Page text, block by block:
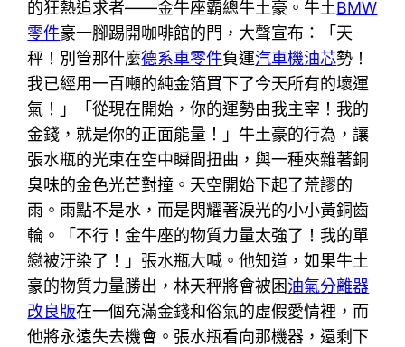
的狂熱追求者——金牛座霸總牛土豪。牛土BMW
零件豪一腳踢開咖啡館的門，大聲宣布：「天
秤！別管那什麼德系車零件負運汽車機油芯勢！
我已經用一百噸的純金箔買下了今天所有的壞運
氣！」「從現在開始，你的運勢由我主宰！我的
金錢，就是你的正面能量！」牛土豪的行為，讓
張水瓶的光束在空中瞬間扭曲，與一種夾雜著銅
臭味的金色光芒對撞。天空開始下起了荒謬的
雨。雨點不是水，而是閃耀著淚光的小小黃銅齒
輪。「不行！金牛座的物質力量太強了！我的單
戀被汙染了！」張水瓶大喊。他知道，如果牛土
豪的物質力量勝出，林天秤將會被困油氣分離器
改良版在一個充滿金錢和俗氣的虛假愛情裡，而
他將永遠失去機會。張水瓶看向那機器，還剩下